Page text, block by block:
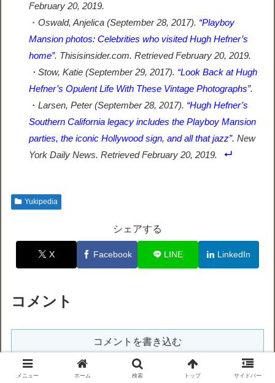
February 20, 2019.
・Oswald, Anjelica (September 28, 2017). “Playboy
Mansion photos: Celebrities who visited Hugh Hefner’s
home”. Thisisinsider.com. RetrievedFebruary 20, 2019.
・Stow, Katie (September 29, 2017). “Look Back at Hugh
Hefner’s Opulent Life With These Vintage Photographs”.
・Larsen, Peter (September 28, 2017). “Hugh Hefner’s
Southern California legacy includes the Playboy Mansion
parties, the iconic Hollywood sign, and all that jazz”.New
York Daily News. RetrievedFebruary 20, 2019.
Yukipedia
シェアする
X Facebook LINE LinkedIn
コメント
コメントを書き込む
メニュー ホーム 検索 トップ サイドバー